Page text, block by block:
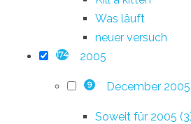
Was läuft
neuer versuch
174 2005
9 December 2005
Soweit für 2005